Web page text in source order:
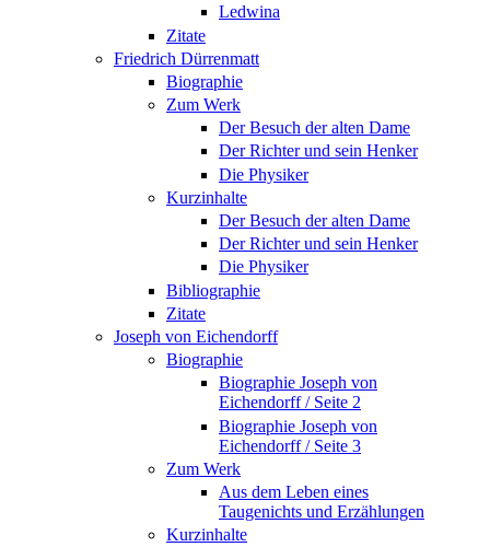
Ledwina
Zitate
Friedrich Dürrenmatt
Biographie
Zum Werk
Der Besuch der alten Dame
Der Richter und sein Henker
Die Physiker
Kurzinhalte
Der Besuch der alten Dame
Der Richter und sein Henker
Die Physiker
Bibliographie
Zitate
Joseph von Eichendorff
Biographie
Biographie Joseph von
Eichendorff / Seite 2
Biographie Joseph von
Eichendorff / Seite 3
Zum Werk
Aus dem Leben eines
Taugenichts und Erzählungen
Kurzinhalte